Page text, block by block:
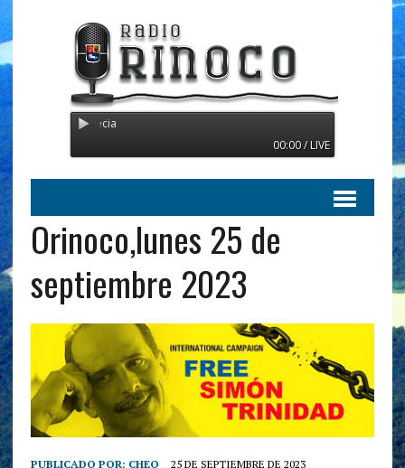
Radio Orinoco - Transmitiendo
00:00 / LIVE
Orinoco,lunes 25 de
septiembre 2023
PUBLICADO POR: CHEO 25 DE SEPTIEMBRE DE 2023